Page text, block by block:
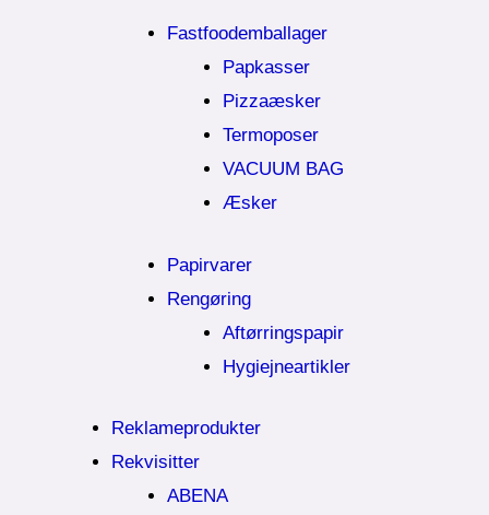
Fastfoodemballager
Papkasser
Pizzaæsker
Termoposer
VACUUM BAG
Æsker
Papirvarer
Rengøring
Aftørringspapir
Hygiejneartikler
Reklameprodukter
Rekvisitter
ABENA